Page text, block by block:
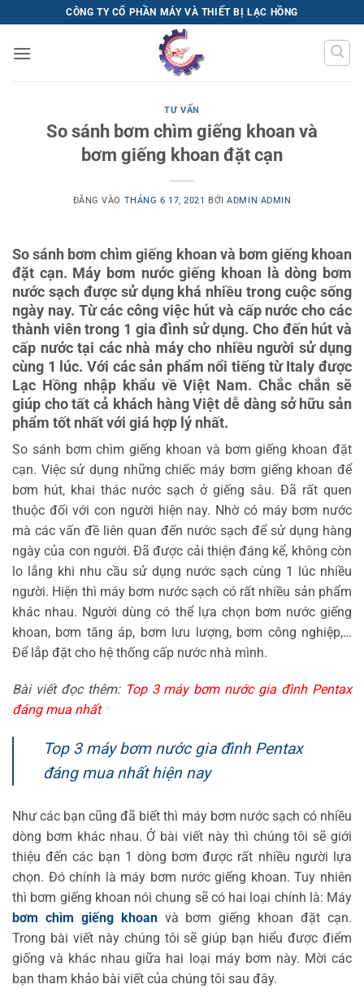
qua
nội
CÔNG TY CỔ PHẦN MÁY VÀ THIẾT BỊ LẠC HỒNG
TƯ VẤN
So sánh bơm chìm giếng khoan và
bơm giếng khoan đặt cạn
ĐĂNG VÀO THÁNG 6 17, 2021 BỞIADMIN ADMIN
So sánh bơm chìm giếng khoan và bơm giếng khoan
đặt cạn. Máy bơm nước giếng khoan là dòng bơm
nước sạch được sử dụng khá nhiều trong cuộc sống
ngày nay. Từ các công việc hút và cấp nước cho các
thành viên trong 1 gia đình sử dụng. Cho đến hút và
cấp nước tại các nhà máy cho nhiều người sử dụng
cùng 1 lúc. Với các sản phẩm nổi tiếng từ Italy được
Lạc Hồng nhập khẩu về Việt Nam. Chắc chắn sẽ
giúp cho tất cả khách hàng Việt dễ dàng sở hữu sản
phẩm tốt nhất với giá hợp lý nhất.
So sánh bơm chìm giếng khoan và bơm giếng khoan đặt
cạn. Việc sử dụng những chiếc máy bơm giếng khoan để
bơm hút, khai thác nước sạch ở giếng sâu. Đã rất quen
thuộc đối với con người hiện nay. Nhờ có máy bơm nước
mà các vấn đề liên quan đến nước sạch để sử dụng hàng
ngày của con người. Đã được cải thiện đáng kể, không còn
lo lắng khi nhu cầu sử dụng nước sạch cùng 1 lúc nhiều
người. Hiện thì máy bơm nước sạch có rất nhiều sản phẩm
khác nhau. Người dùng có thể lựa chọn bơm nước giếng
khoan, bơm tăng áp, bơm lưu lượng, bơm công nghiệp,…
Để lắp đặt cho hệ thống cấp nước nhà mình.
Bài viết đọc thêm: Top 3 máy bơm nước gia đình Pentax
đáng mua nhất
Top 3 máy bơm nước gia đình Pentax
đáng mua nhất hiện nay
Như các bạn cũng đã biết thì máy bơm nước sạch có nhiều
dòng bơm khác nhau. Ở bài viết này thì chúng tôi sẽ giới
thiệu đến các bạn 1 dòng bơm được rất nhiều người lựa
chọn. Đó chính là máy bơm nước giếng khoan. Tuy nhiên
thì bơm giếng khoan nói chung sẽ có hai loại chính là: Máy
bơm chìm giếng khoanvà bơm giếng khoan đặt cạn.
Trong bài viết này chúng tôi sẽ giúp bạn hiểu được điểm
giống và khác nhau giữa hai loại máy bơm này. Mời các
bạn tham khảo bài viết của chúng tôi sau đây.